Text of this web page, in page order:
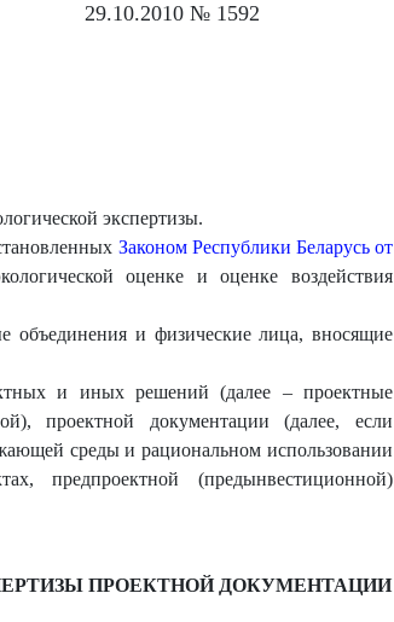
29.10.2010 № 1592
экспертизы.
Законом Республики Беларусь от
оценке и оценке воздействия
объединения и физические лица, вносящие
и иных решений (далее – проектные
проектной документации (далее, если
среды и рациональном использовании
предпроектной (предынвестиционной)
ПРОЕКТНОЙ ДОКУМЕНТАЦИИ